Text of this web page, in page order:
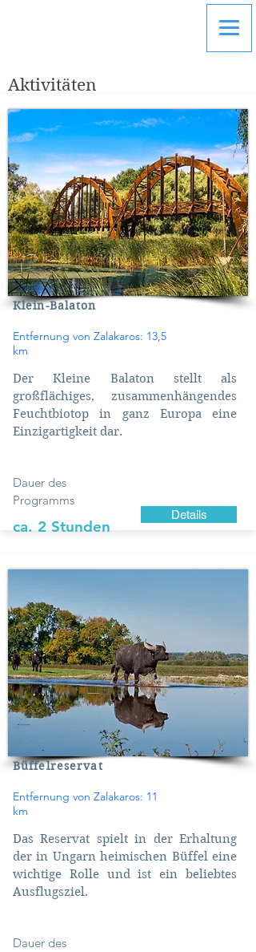
Aktivitäten
Klein-Balaton
Entfernung von Zalakaros: 13,5
km
Der Kleine Balaton stellt als
großflächiges, zusammenhängendes
Feuchtbiotop in ganz Europa eine
Einzigartigkeit dar.
Dauer des
Programms
ca. 2 Stunden
Details
Büffelreservat
Entfernung von Zalakaros: 11
km
Das Reservat spielt in der Erhaltung
der in Ungarn heimischen Büffel eine
wichtige Rolle und ist ein beliebtes
Ausflugsziel.
Dauer des